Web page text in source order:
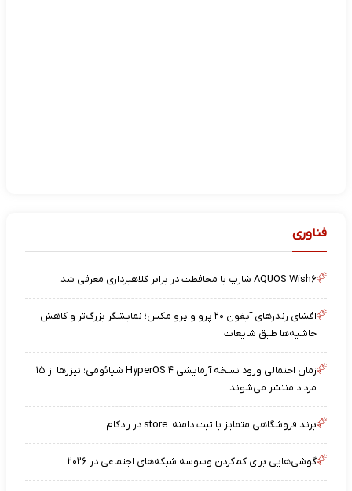
فناوری
AQUOS Wish۶ شارپ با محافظت در برابر کلاهبرداری معرفی شد
افشای رندرهای آیفون ۲۰ پرو و پرو مکس؛ نمایشگر بزرگ‌تر و کاهش
حاشیه‌ها طبق شایعات
زمان احتمالی ورود نسخه آزمایشی HyperOS ۴ شیائومی؛ تیزرها از ۱۵
مرداد منتشر می‌شوند
برند فروشگاهی متمایز با ثبت دامنه .store در رادکام
گوشی‌هایی برای کم‌کردن وسوسه شبکه‌های اجتماعی در ۲۰۲۶